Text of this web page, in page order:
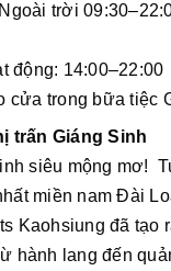
trời
động: 14:00–22:00
cửa trong bữa tiệc
trấn Giáng Sinh
miền nam Đài
hành lang đến